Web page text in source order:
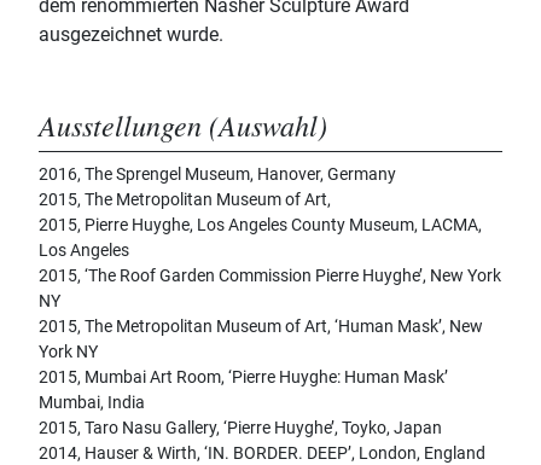
dem renommierten Nasher Sculpture Award
ausgezeichnet wurde.
Ausstellungen (Auswahl)
2016, The Sprengel Museum, Hanover, Germany
2015, The Metropolitan Museum of Art,
2015, Pierre Huyghe, Los Angeles County Museum, LACMA,
Los Angeles
2015, ‘The Roof Garden Commission Pierre Huyghe’, New York
NY
2015, The Metropolitan Museum of Art, ‘Human Mask’, New
York NY
2015, Mumbai Art Room, ‘Pierre Huyghe: Human Mask’
Mumbai, India
2015, Taro Nasu Gallery, ‘Pierre Huyghe’, Toyko, Japan
2014, Hauser & Wirth, ‘IN. BORDER. DEEP’, London, England